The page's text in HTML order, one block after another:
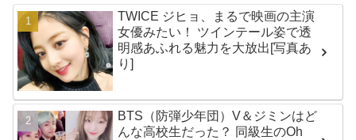
TWICE ジヒョ、まるで映画の主演
女優みたい！ ツインテール姿で透
明感あふれる魅力を大放出[写真あ
り]
BTS（防弾少年団）V＆ジミンはど
んな高校生だった？ 同級生のOh